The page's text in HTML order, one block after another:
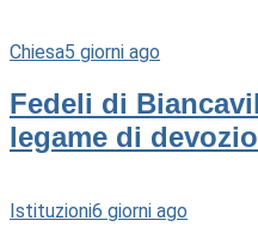
Chiesa5 giorni ago
Fedeli di
legame di
Istituzioni6 giorni ago